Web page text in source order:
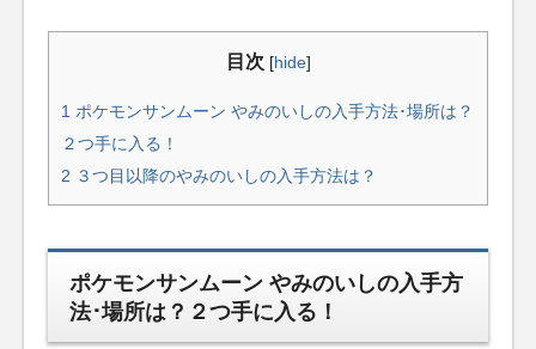
目次 [hide]
1 ポケモンサンムーン やみのいしの入手方法･場所は？
２つ手に入る！
2 ３つ目以降のやみのいしの入手方法は？
ポケモンサンムーン やみのいしの入手方
法･場所は？２つ手に入る！